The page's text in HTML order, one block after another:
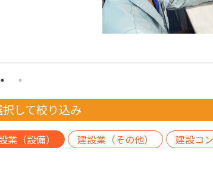
して絞り込み
業（設備） 建設業（その他）
建設コ